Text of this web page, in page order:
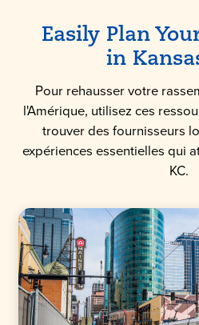
Easily Plan
in
Pour rehausser votre
l'Amérique, utilisez ces
trouver des fournisseurs
expériences essentielles qui
KC.